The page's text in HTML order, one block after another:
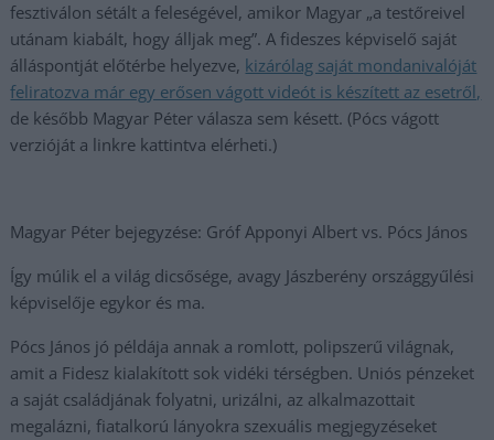
fesztiválon sétált a feleségével, amikor Magyar „a testőreivel
utánam kiabált, hogy álljak meg”. A fideszes képviselő saját
álláspontját előtérbe helyezve, kizárólag saját mondanivalóját
feliratozva már egy erősen vágott videót is készített az esetről,
de később Magyar Péter válasza sem késett. (Pócs vágott
verzióját a linkre kattintva elérheti.)
Magyar Péter bejegyzése: Gróf Apponyi Albert vs. Pócs János
Így múlik el a világ dicsősége, avagy Jászberény országgyűlési
képviselője egykor és ma.
Pócs János jó példája annak a romlott, polipszerű világnak,
amit a Fidesz kialakított sok vidéki térségben. Uniós pénzeket
a saját családjának folyatni, urizálni, az alkalmazottait
megalázni, fiatalkorú lányokra szexuális megjegyzéseket